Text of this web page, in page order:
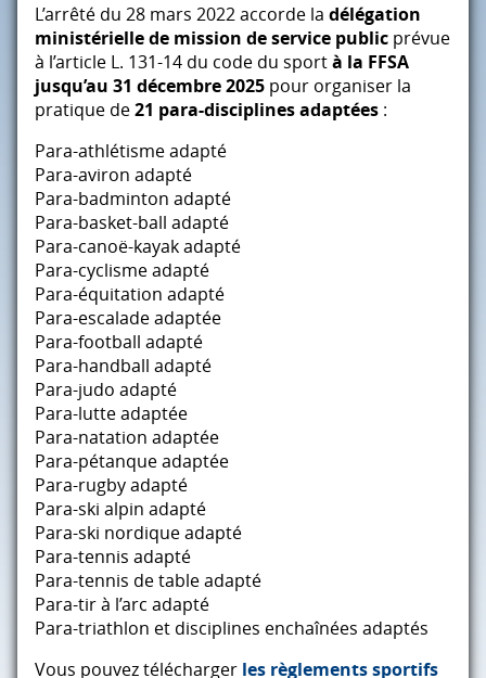
L’arrêté du 28 mars 2022 accorde la délégation
ministérielle de mission de service public prévue
à l’article L. 131-14 du code du sportà la FFSA
jusqu’au 31 décembre 2025 pour organiser la
pratique de21 para-disciplines adaptées :
Para-athlétisme adapté
Para-aviron adapté
Para-badminton adapté
Para-basket-ball adapté
Para-canoë-kayak adapté
Para-cyclisme adapté
Para-équitation adapté
Para-escalade adaptée
Para-football adapté
Para-handball adapté
Para-judo adapté
Para-lutte adaptée
Para-natation adaptée
Para-pétanque adaptée
Para-rugby adapté
Para-ski alpin adapté
Para-ski nordique adapté
Para-tennis adapté
Para-tennis de table adapté
Para-tir à l’arc adapté
Para-triathlon et disciplines enchaînées adaptés
Vous pouvez télécharger les règlements sportifs